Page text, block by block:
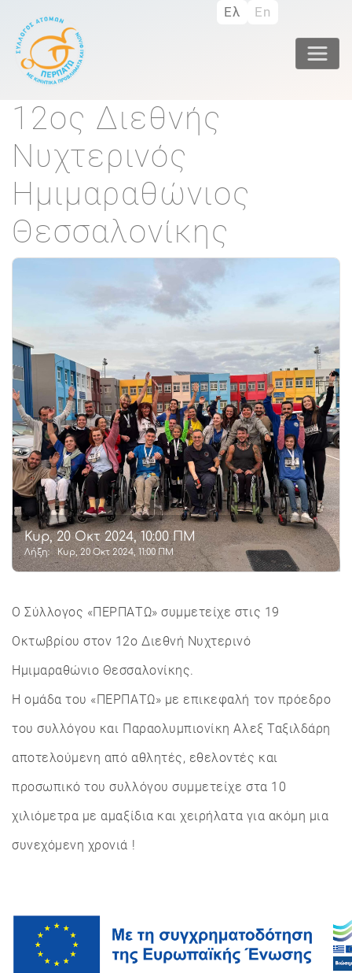
Παράκαμψη
Ελ En
12ος Διεθνής
Νυχτερινός
Ημιμαραθώνιος
Θεσσαλονίκης
Κυρ, 20 Οκτ 2024, 10:00 ΠΜ
Λήξη: Κυρ, 20 Οκτ 2024, 11:00 ΠΜ
Ο Σύλλογος «ΠΕΡΠΑΤΩ» συμμετείχε στις 19
Οκτωβρίου στον 12ο Διεθνή Νυχτερινό
Ημιμαραθώνιο Θεσσαλονίκης.
Η ομάδα του «ΠΕΡΠΑΤΩ» με επικεφαλή τον πρόεδρο
του συλλόγου και Παραολυμπιονίκη Αλεξ Ταξιλδάρη
αποτελούμενη από αθλητές, εθελοντές και
προσωπικό του συλλόγου συμμετείχε στα 10
χιλιόμετρα με αμαξίδια και χειρήλατα για ακόμη μια
συνεχόμενη χρονιά !